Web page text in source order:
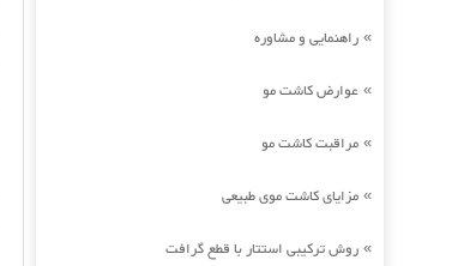
» راهنمایی و مشاوره
» عوارض کاشت مو
» مراقبت کاشت مو
» مزایای کاشت موی طبیعی
» روش ترکیبی استتار با قطع گرافت